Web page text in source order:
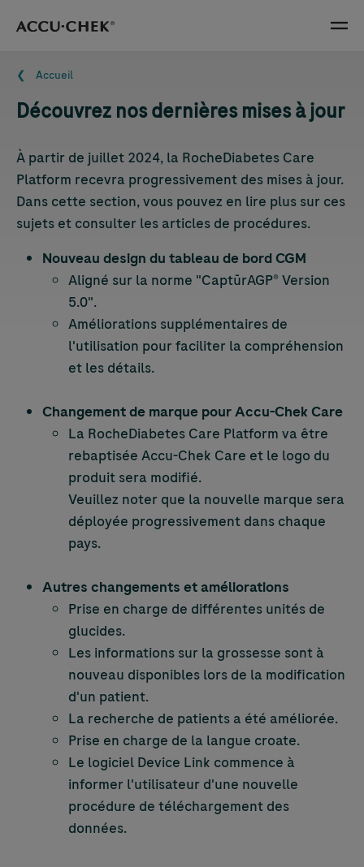
Skip navigation Menu
Fil d'Ariane
Accueil
Découvrez nos dernières mises à jour
À partir de juillet 2024, la RocheDiabetes Care
Platform recevra progressivement des mises à jour.
Dans cette section, vous pouvez en lire plus sur ces
sujets et consulter les articles de procédures.
Nouveau design du tableau de bord CGM
Aligné sur la norme "CaptūrAGP® Version
5.0".
Améliorations supplémentaires de
l'utilisation pour faciliter la compréhension
et les détails.
Changement de marque pourAccu-Chek Care
La RocheDiabetes Care Platform va être
rebaptisée Accu-Chek Care et le logo du
produit sera modifié.
Veuillez noter que la nouvelle marque sera
déployée progressivement dans chaque
pays.
Autres changements et améliorations
Prise en charge de différentes unités de
glucides.
Les informations sur la grossesse sont à
nouveau disponibles lors de la modification
d'un patient.
La recherche de patients a été améliorée.
Prise en charge de la langue croate.
Le logiciel Device Link commence à
informer l'utilisateur d'une nouvelle
procédure de téléchargement des
données.